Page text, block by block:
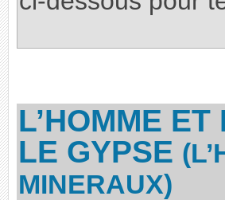
L’HOMME
LE GYPSE
MINERAUX)